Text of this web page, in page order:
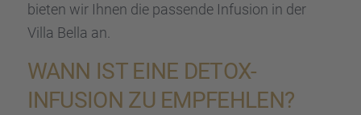
bieten wir Ihnen die passende Infusion in der
Villa Bella an.
WANN IST EINE DETOX-
INFUSION ZU EMPFEH­LEN?